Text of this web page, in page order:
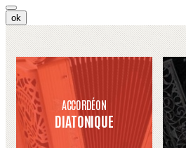
ok
ACCORDÉON
DIATONIQUE